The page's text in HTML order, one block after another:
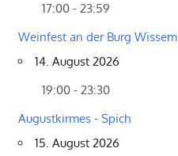
17:00 - 23:59
Weinfest an der Burg Wissem
14. August 2026
19:00 - 23:30
Augustkirmes - Spich
15. August 2026